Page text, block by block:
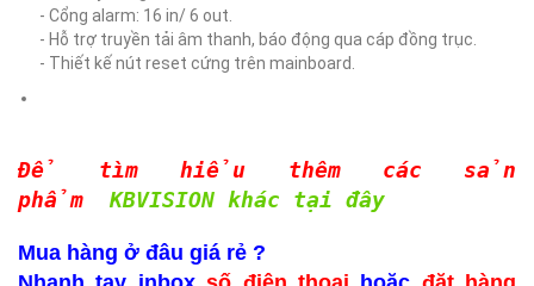
- Cổng alarm: 16 in/ 6 out.
- Hỗ trợ truyền tải âm thanh, báo động qua cáp đồng trục.
- Thiết kế nút reset cứng trên mainboard.
Để tìm hiểu thêm các sản
phẩm
KBVISION khác tại đây
Mua hàng ở đâu giá rẻ ?